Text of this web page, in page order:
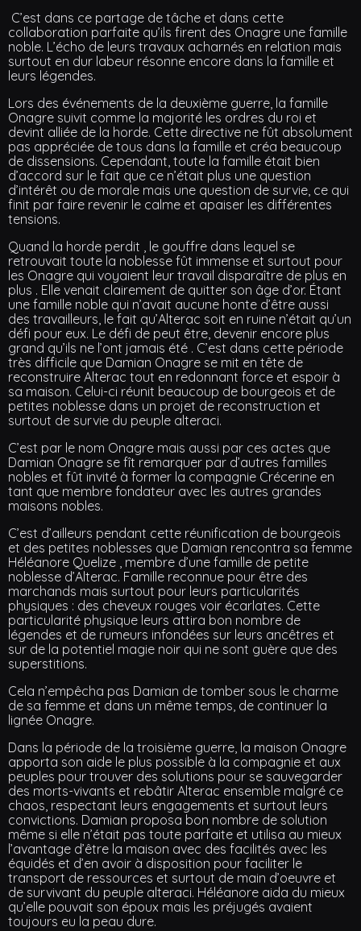
C’est dans ce partage de tâche et dans cette
collaboration parfaite qu’ils firent des Onagre une famille
noble. L’écho de leurs travaux acharnés en relation mais
surtout en dur labeur résonne encore dans la famille et
leurs légendes.
Lors des événements de la deuxième guerre, la famille
Onagre suivit comme la majorité les ordres du roi et
devint alliée de la horde. Cette directive ne fût absolument
pas appréciée de tous dans la famille et créa beaucoup
de dissensions. Cependant, toute la famille était bien
d’accord sur le fait que ce n’était plus une question
d’intérêt ou de morale mais une question de survie, ce qui
finit par faire revenir le calme et apaiser les différentes
tensions.
Quand la horde perdit , le gouffre dans lequel se
retrouvait toute la noblesse fût immense et surtout pour
les Onagre qui voyaient leur travail disparaître de plus en
plus . Elle venait clairement de quitter son âge d’or. Étant
une famille noble qui n’avait aucune honte d’être aussi
des travailleurs, le fait qu’Alterac soit en ruine n’était qu’un
défi pour eux. Le défi de peut être, devenir encore plus
grand qu’ils ne l’ont jamais été . C’est dans cette période
très difficile que Damian Onagre se mit en tête de
reconstruire Alterac tout en redonnant force et espoir à
sa maison. Celui-ci réunit beaucoup de bourgeois et de
petites noblesse dans un projet de reconstruction et
surtout de survie du peuple alteraci.
C’est par le nom Onagre mais aussi par ces actes que
Damian Onagre se fît remarquer par d’autres familles
nobles et fût invité à former la compagnie Crécerine en
tant que membre fondateur avec les autres grandes
maisons nobles.
C’est d’ailleurs pendant cette réunification de bourgeois
et des petites noblesses que Damian rencontra sa femme
Héléanore Quelize , membre d’une famille de petite
noblesse d’Alterac. Famille reconnue pour être des
marchands mais surtout pour leurs particularités
physiques : des cheveux rouges voir écarlates. Cette
particularité physique leurs attira bon nombre de
légendes et de rumeurs infondées sur leurs ancêtres et
sur de la potentiel magie noir qui ne sont guère que des
superstitions.
Cela n’empêcha pas Damian de tomber sous le charme
de sa femme et dans un même temps, de continuer la
lignée Onagre.
Dans la période de la troisième guerre, la maison Onagre
apporta son aide le plus possible à la compagnie et aux
peuples pour trouver des solutions pour se sauvegarder
des morts-vivants et rebâtir Alterac ensemble malgré ce
chaos, respectant leurs engagements et surtout leurs
convictions. Damian proposa bon nombre de solution
même si elle n’était pas toute parfaite et utilisa au mieux
l’avantage d’être la maison avec des facilités avec les
équidés et d’en avoir à disposition pour faciliter le
transport de ressources et surtout de main d’oeuvre et
de survivant du peuple alteraci. Héléanore aida du mieux
qu’elle pouvait son époux mais les préjugés avaient
toujours eu la peau dure.